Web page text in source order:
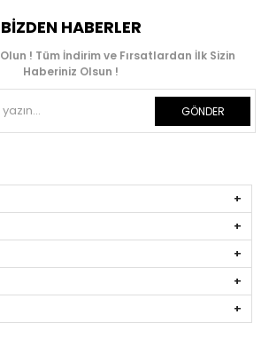
BIZDEN HABERLER
! Tüm İndirim ve Fırsatlardan İlk Sizin
Haberiniz Olsun !
GÖNDER